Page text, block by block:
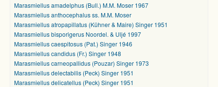
Marasmiellus amadelphus (Bull.) M.M. Moser 1967
Marasmiellus anthocephalus ss. M.M. Moser
Marasmiellus atropapillatus (Kühner & Maire) Singer 1951
Marasmiellus bisporigerus Noordel. & Uljé 1997
Marasmiellus caespitosus (Pat.) Singer 1946
Marasmiellus candidus (Fr.) Singer 1948
Marasmiellus carneopallidus (Pouzar) Singer 1973
Marasmiellus delectabilis (Peck) Singer 1951
Marasmiellus delicatellus (Peck) Singer 1951